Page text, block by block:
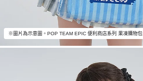
※圖片為示意圖。POP TEAM EPIC 便利商店系列 果凍購物包